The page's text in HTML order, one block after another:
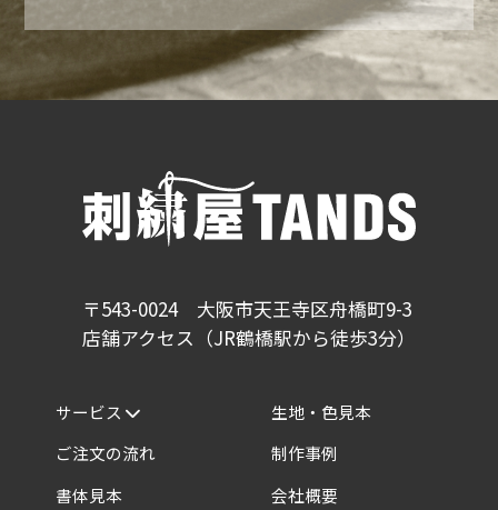
〒543-0024 大阪市天王寺区舟橋町9-3
店舗アクセス（JR鶴橋駅から徒歩3分）
サービス
ご注文の流れ
書体見本
生地・色見本
制作事例
会社概要